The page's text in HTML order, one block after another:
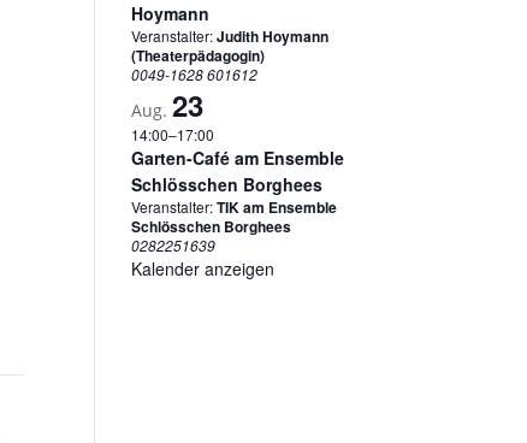
Hoymann
Veranstalter:Judith Hoymann
(Theaterpädagogin)
0049-1628 601612
Aug.23
14:00–17:00
Garten-Café am Ensemble
Schlösschen Borghees
Veranstalter:TIK am Ensemble
Schlösschen Borghees
0282251639
Kalender anzeigen